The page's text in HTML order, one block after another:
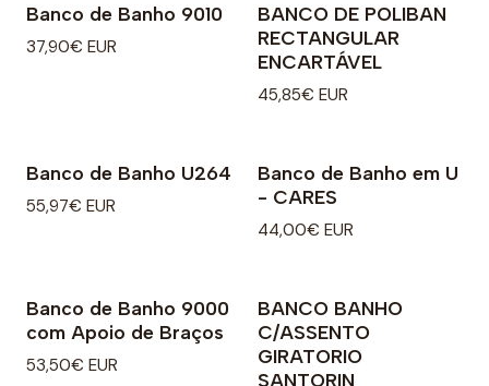
Banco de Banho 9010
37,90€ EUR
BANCO DE POLIBAN
RECTANGULAR
ENCARTÁVEL
45,85€ EUR
Banco de Banho U264
55,97€ EUR
Banco de Banho em U
- CARES
44,00€ EUR
Banco de Banho 9000
com Apoio de Braços
53,50€ EUR
BANCO BANHO
C/ASSENTO
GIRATORIO
SANTORIN